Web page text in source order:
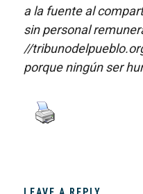
a la fuente al
sin personal
//
porque ningún ser
LEAVE A REPLY